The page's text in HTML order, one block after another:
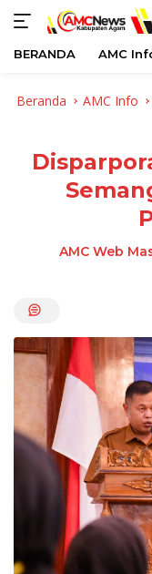
BERANDA AMC
Beranda AMC Info
AMC Web